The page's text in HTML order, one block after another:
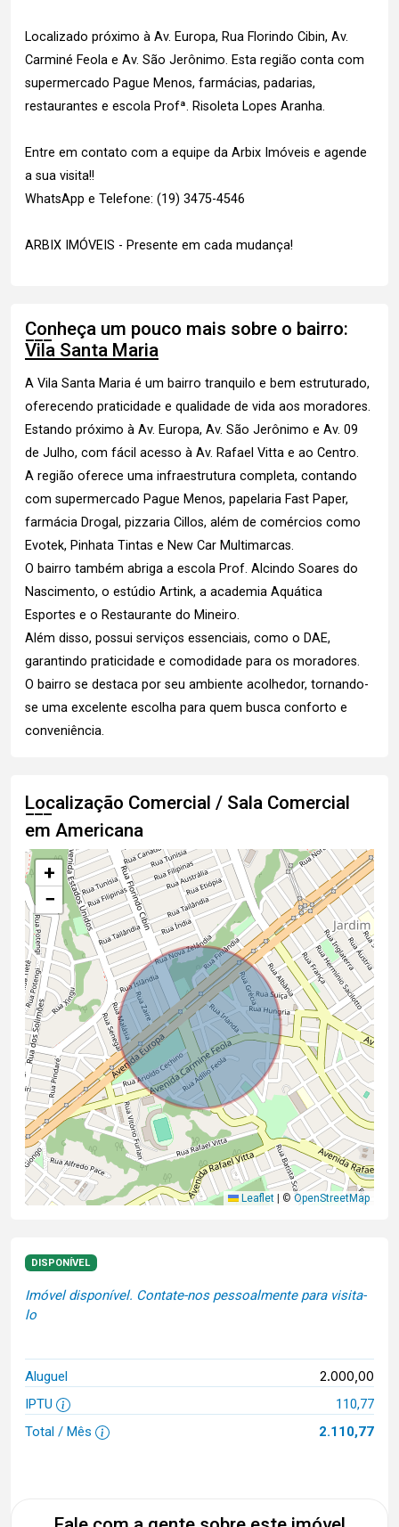
Localizado próximo à Av. Europa, Rua Florindo Cibin, Av.
Carminé Feola e Av. São Jerônimo. Esta região conta com
supermercado Pague Menos, farmácias, padarias,
restaurantes e escola Profª. Risoleta Lopes Aranha.
Entre em contato com a equipe da Arbix Imóveis e agende
a sua visita!!
WhatsApp e Telefone: (19) 3475-4546
ARBIX IMÓVEIS - Presente em cada mudança!
Conheça um pouco mais sobre o bairro:
Vila Santa Maria
A Vila Santa Maria é um bairro tranquilo e bem estruturado,
oferecendo praticidade e qualidade de vida aos moradores.
Estando próximo à Av. Europa, Av. São Jerônimo e Av. 09
de Julho, com fácil acesso à Av. Rafael Vitta e ao Centro.
A região oferece uma infraestrutura completa, contando
com supermercado Pague Menos, papelaria Fast Paper,
farmácia Drogal, pizzaria Cillos, além de comércios como
Evotek, Pinhata Tintas e New Car Multimarcas.
O bairro também abriga a escola Prof. Alcindo Soares do
Nascimento, o estúdio Artink, a academia Aquática
Esportes e o Restaurante do Mineiro.
Além disso, possui serviços essenciais, como o DAE,
garantindo praticidade e comodidade para os moradores.
O bairro se destaca por seu ambiente acolhedor, tornando-
se uma excelente escolha para quem busca conforto e
conveniência.
Localização Comercial / Sala Comercial
em Americana
+
−
Leaflet © OpenStreetMap
DISPONÍVEL
Imóvel disponível. Contate-nos pessoalmente para visita-
lo
Aluguel 2.000,00
IPTU
110,77
Total / Mês
2.110,77